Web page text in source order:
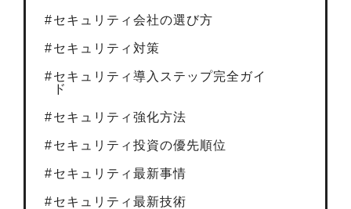
セキュリティ会社の選び方
セキュリティ対策
セキュリティ導入ステップ完全ガイ
ド
セキュリティ強化方法
セキュリティ投資の優先順位
セキュリティ最新事情
セキュリティ最新技術